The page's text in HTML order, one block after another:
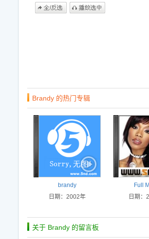
Brandy 的热门专辑
brandy
日期：2002年
Full
日期：
关于 Brandy 的留言板